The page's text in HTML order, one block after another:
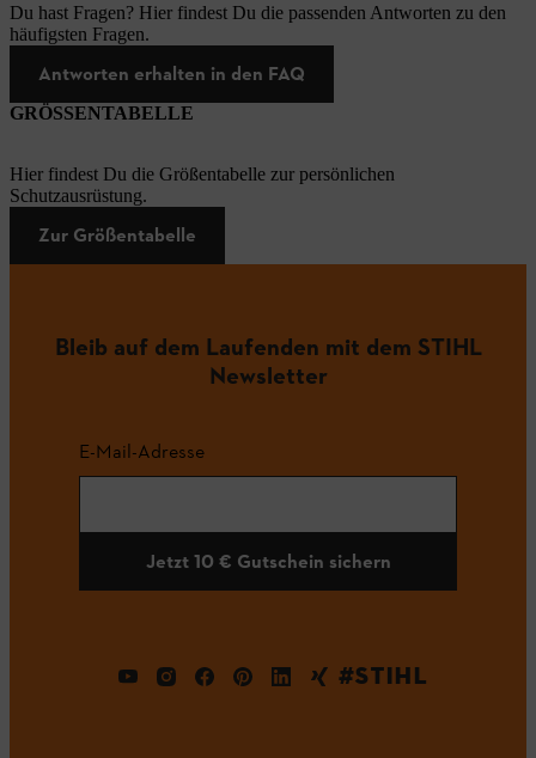
Du hast Fragen? Hier findest Du die passenden Antworten zu den
häufigsten Fragen.
Antworten erhalten in den FAQ
GRÖSSENTABELLE
Hier findest Du die Größentabelle zur persönlichen
Schutzausrüstung.
Zur Größentabelle
Bleib auf dem Laufenden mit dem STIHL
Newsletter
E-Mail-Adresse
Jetzt 10 € Gutschein sichern
#STIHL